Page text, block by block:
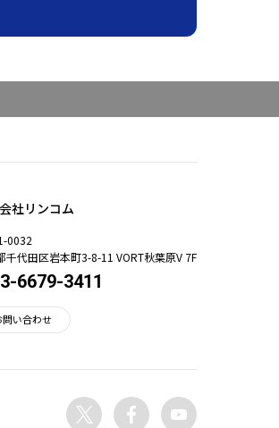
社リンコム
0032
千代田区岩本町3-8-11 VORT秋葉原V 7F
6679-3411
問い合わせ